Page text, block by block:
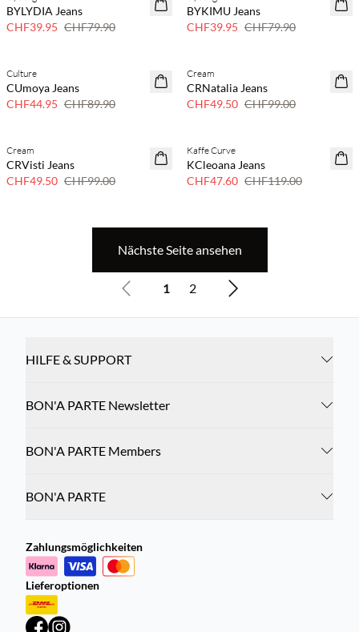
BYLYDIA Jeans
CHF39.95 CHF79.90
BYKIMU Jeans
CHF39.95 CHF79.90
SAVE20
50 % Rabatt
Culture
CUmoya Jeans
CHF44.95 CHF89.90
SAVE20
Cream
CRNatalia Jeans
CHF49.50 CHF99.00
SAVE20
Cream
CRVisti Jeans
CHF49.50 CHF99.00
SAVE20
Kaffe Curve
KCleoana Jeans
CHF47.60 CHF119.00
Nächste Seite ansehen
1 2
HILFE & SUPPORT
BON'A PARTE Newsletter
BON'A PARTE Members
BON'A PARTE
Zahlungsmöglichkeiten
Lieferoptionen